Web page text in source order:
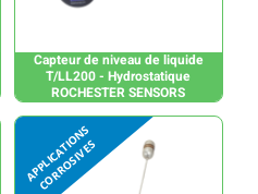
Capteur de niveau de liquide
T/LL200 - Hydrostatique
ROCHESTER SENSORS